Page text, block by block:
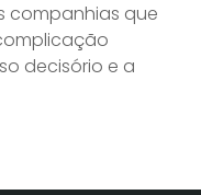
companhias que
decisório e a